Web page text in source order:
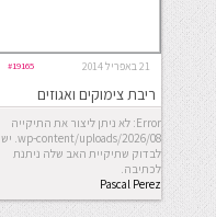
21 באפריל 2014 #19165
ריבת צימוקים ואגוזים
Error: לא ניתן ליצור את התיקייה
wp-content/uploads/2026/08. יש
לבדוק שתיקיית האב שלה ניתנת
לכתיבה.
Pascal Perez
Rubin